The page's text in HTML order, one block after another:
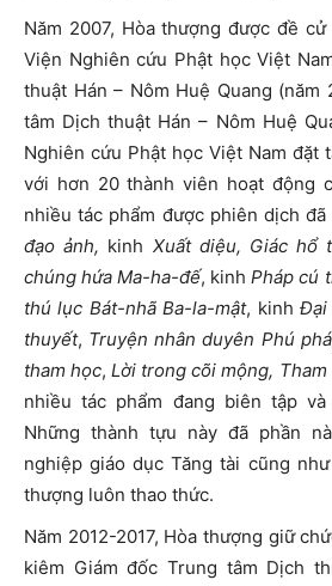
Năm 2007, Hòa thượng được đề
Viện Nghiên cứu Phật học Việt
thuật Hán – Nôm Huệ Quang (năm
tâm Dịch thuật Hán – Nôm Huệ
Nghiên cứu Phật học Việt Nam đặt
với hơn 20 thành viên hoạt động
nhiều tác phẩm được phiên dịch
đạo ảnh, kinh Xuất diệu, Giác hổ
chúng hứa Ma-ha-đế, kinhPháp cú
thú lục Bát-nhã Ba-la-mật, kinh Đại
thuyết, Truyện nhân duyên Phú
tham học,Lời trong cõi mộng,
nhiều tác phẩm đang biên tập
Những thành tựu này đã phần
nghiệp giáo dục Tăng tài cũng
thượng luôn thao thức.
Năm 2012-2017, Hòa thượng giữ
kiêm Giám đốc Trung tâm Dịch